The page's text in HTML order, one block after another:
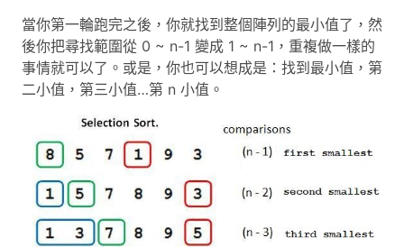
當你第一輪跑完之後，你就找到整個陣列的最小值了，然
後你把尋找範圍從 0 ~ n-1 變成 1 ~ n-1，重複做一樣的
事情就可以了。或是，你也可以想成是：找到最小值，第
二小值，第三小值…第 n 小值。